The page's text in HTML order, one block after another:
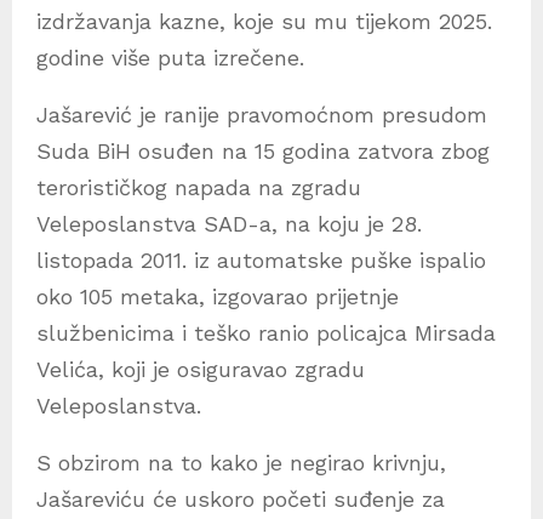
izdržavanja kazne, koje su mu tijekom 2025.
godine više puta izrečene.
Jašarević je ranije pravomoćnom presudom
Suda BiH osuđen na 15 godina zatvora zbog
terorističkog napada na zgradu
Veleposlanstva SAD-a, na koju je 28.
listopada 2011. iz automatske puške ispalio
oko 105 metaka, izgovarao prijetnje
službenicima i teško ranio policajca Mirsada
Velića, koji je osiguravao zgradu
Veleposlanstva.
S obzirom na to kako je negirao krivnju,
Jašareviću će uskoro početi suđenje za